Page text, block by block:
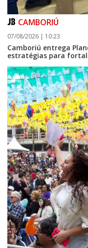
08/08/2026 | 07:00
Setor judicial de
agosto para realização de
CAMBORIÚ
07/08/2026 | 10:23
Camboriú entrega
estratégias para